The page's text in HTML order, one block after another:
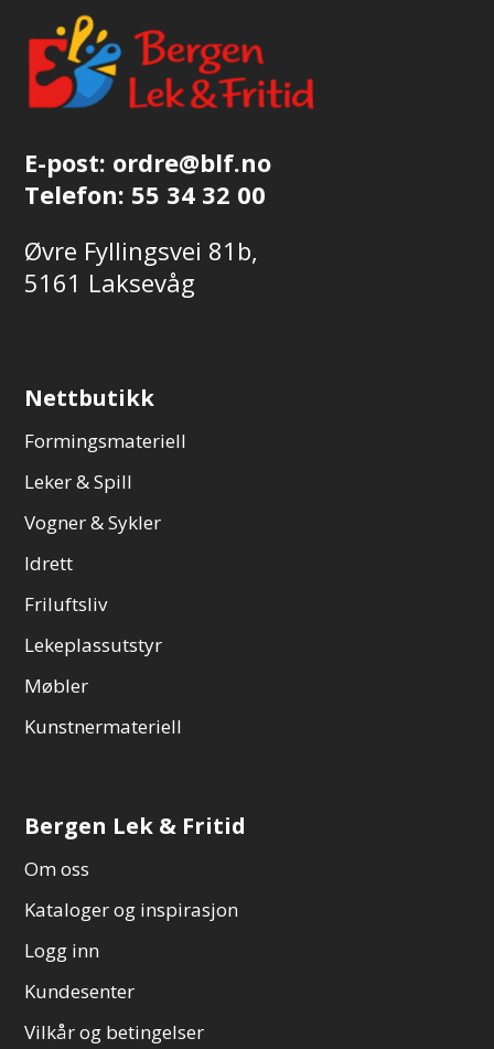
E-post: ordre@blf.no
Telefon: 55 34 32 00
Øvre Fyllingsvei 81b,
5161 Laksevåg
Nettbutikk
Formingsmateriell
Leker & Spill
Vogner & Sykler
Idrett
Friluftsliv
Lekeplassutstyr
Møbler
Kunstnermateriell
Bergen Lek & Fritid
Om oss
Kataloger og inspirasjon
Logg inn
Kundesenter
Vilkår og betingelser